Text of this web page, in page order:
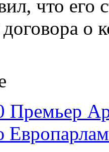
что его
о
Премьер